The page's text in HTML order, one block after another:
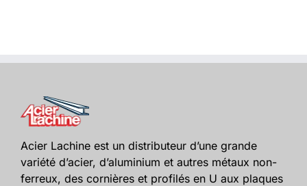
Acier Lachine est un distributeur d’une grande
variété d’acier, d’aluminium et autres métaux non-
ferreux, des cornières et profilés en U aux plaques